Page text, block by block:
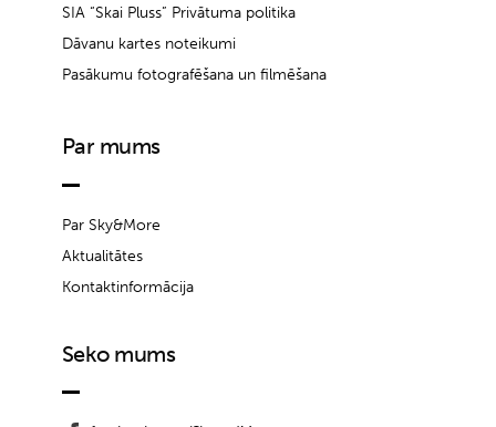
SIA “Skai Pluss” Privātuma politika
Dāvanu kartes noteikumi
Pasākumu fotografēšana un filmēšana
Par mums
Par Sky&More
Aktualitātes
Kontaktinformācija
Seko mums